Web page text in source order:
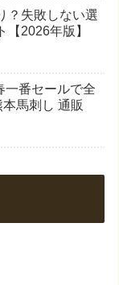
？失敗しない選
【2026年版】
番セールで全
倍★ 馬刺し屋 熊本馬刺し 通販